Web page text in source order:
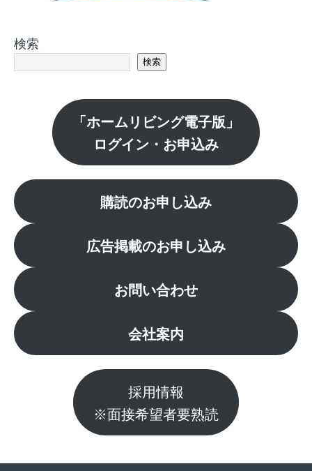
検索
検索
「ホームリビング電子版」
ログイン・お申込み
購読のお申し込み
広告掲載のお申し込み
お問い合わせ
会社案内
採用情報
※面接希望者要熟読